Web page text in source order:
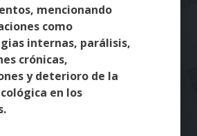
mencionando
como
internas, parálisis,
crónicas,
y deterioro de la
en los